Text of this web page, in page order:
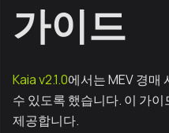
가이드
Kaia v2.1.0에서는 MEV 경매
수 있도록 했습니다. 이 가
제공합니다.